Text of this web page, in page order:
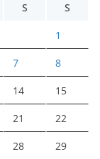
S S
1
7 8
14 15
21 22
28 29